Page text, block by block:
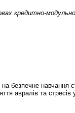
кредитно-
безпечне
авралів та стресів